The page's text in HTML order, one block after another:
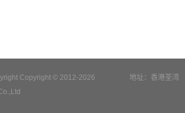
地址：香港荃湾
Copyright © 2012-2026